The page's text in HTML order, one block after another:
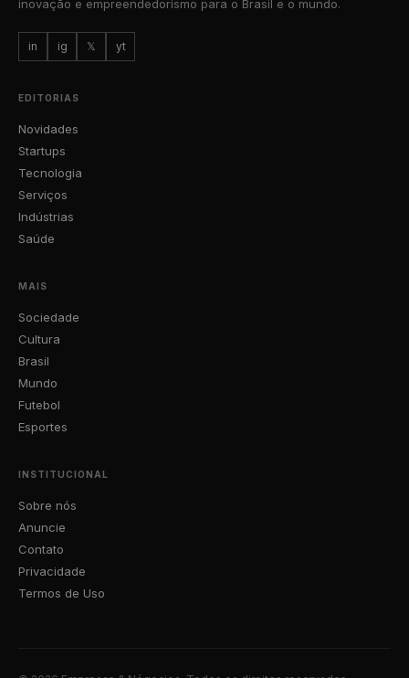
inovação e empreendedorismo para o Brasil e o mundo.
in ig 𝕏 yt
EDITORIAS
Novidades
Startups
Tecnologia
Serviços
Indústrias
Saúde
MAIS
Sociedade
Cultura
Brasil
Mundo
Futebol
Esportes
INSTITUCIONAL
Sobre nós
Anuncie
Contato
Privacidade
Termos de Uso